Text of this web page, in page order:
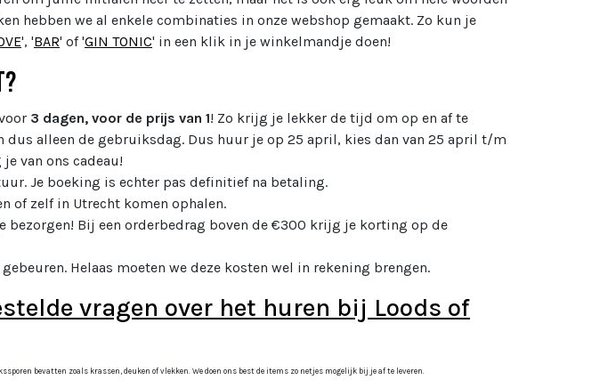
hebben we al enkele combinaties in onze webshop gemaakt. Zo kun je
', 'BAR' of 'GIN TONIC' in een klik in je winkelmandje doen!
3 dagen, voor de prijs van 1! Zo krijg je lekker de tijd om op en af te
dus alleen de gebruiksdag. Dus huur je op 25 april, kies dan van 25 april t/m
van ons cadeau!
Je boeking is echter pas definitief na betaling.
of zelf in Utrecht komen ophalen.
bezorgen! Bij een orderbedrag boven de €300 krijg je korting op de
Helaas moeten we deze kosten wel in rekening brengen.
vragen over het huren bij Loods of
bevatten zoals krassen, deuken of vlekken. We doen ons best de items zo netjes mogelijk bij je af te leveren.